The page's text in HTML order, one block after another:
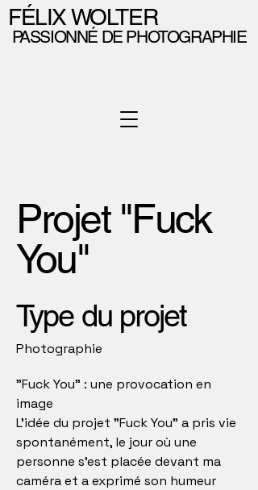
FÉLIX WOLTER
PASSIONNÉ DE PHOTOGRAPHIE
Projet "Fuck
You"
Type du projet
Photographie
"Fuck You" : une provocation en
image
L'idée du projet "Fuck You" a pris vie
spontanément, le jour où une
personne s'est placée devant ma
caméra et a exprimé son humeur